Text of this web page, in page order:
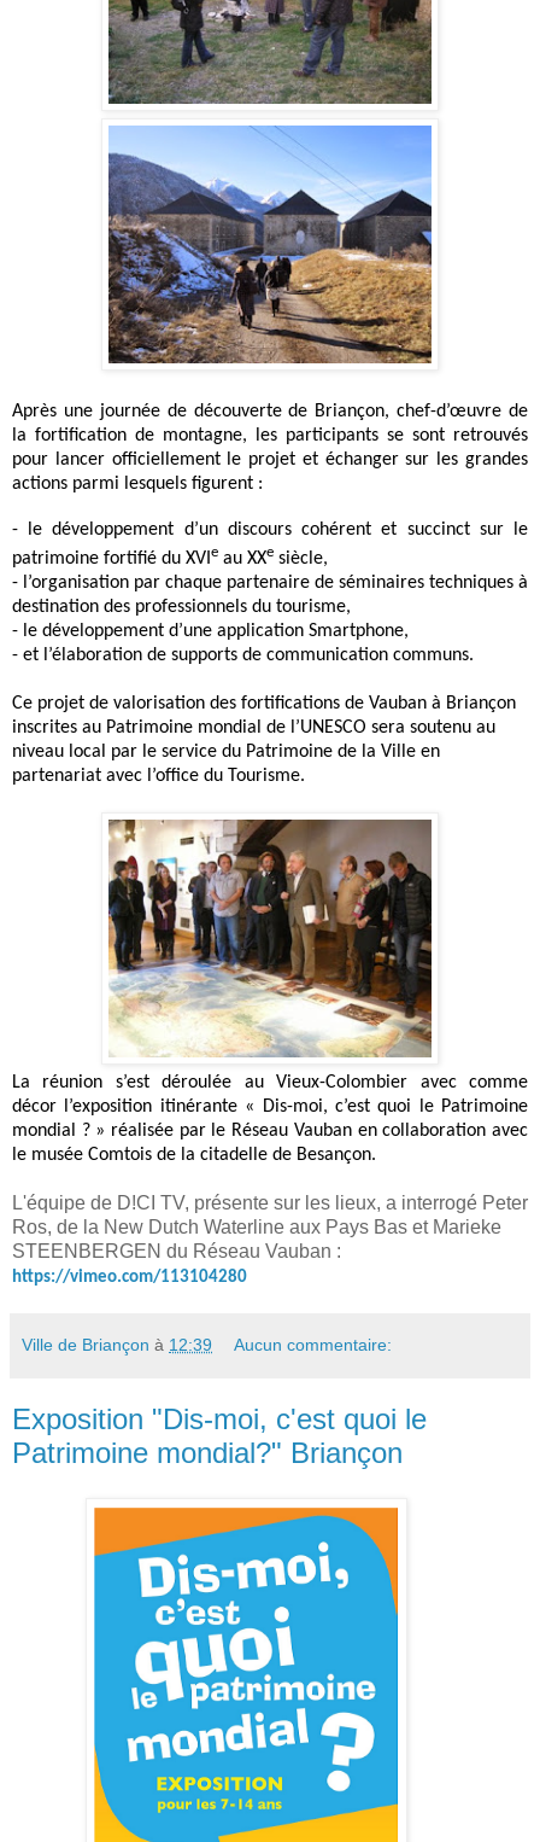
Après une journée de découverte de Briançon, chef-d’œuvre de
la fortification de montagne, les participants se sont retrouvés
pour lancer officiellement le projet et échanger sur les grandes
actions parmi lesquels figurent :
- le développement d’un discours cohérent et succinct sur le
patrimoine fortifié du XVI e au XXe siècle,
- l’organisation par chaque partenaire de séminaires techniques à
destination des professionnels du tourisme,
- le développement d’une application Smartphone,
- et l’élaboration de supports de communication communs.
Ce projet de valorisation des fortifications de Vauban à Briançon
inscrites au Patrimoine mondial de l’UNESCO sera soutenu au
niveau local par le service du Patrimoine de la Ville en
partenariat avec l’office du Tourisme.
La réunion s’est déroulée au Vieux-Colombier avec comme
décor
l’exposition itinérante « Dis-moi, c’est quoi le Patrimoine
mondial ? » réalisée par le Réseau Vauban en collaboration avec
le musée Comtois de la citadelle de Besançon.
L'équipe de D!CI TV, présente sur les lieux, a interrogé Peter
Ros, de la New Dutch Waterline aux Pays Bas et Marieke
STEENBERGEN du Réseau Vauban :
https://vimeo.com/113104280
Ville de Briançon à 12:39 Aucun commentaire:
Exposition "Dis-moi, c'est quoi le
Patrimoine mondial?" Briançon